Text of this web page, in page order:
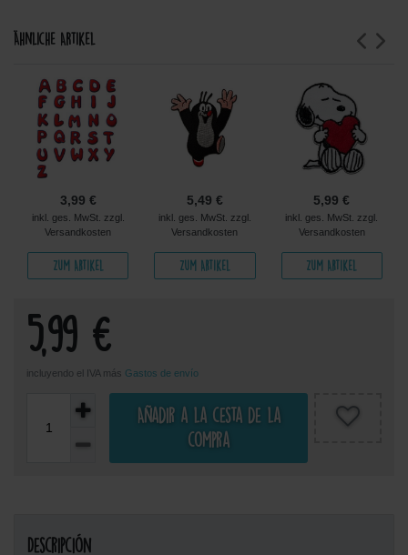
Ähnliche Artikel
3,99 €
inkl. ges. MwSt. zzgl.
Versandkosten
Zum Artikel
5,49 €
inkl. ges. MwSt. zzgl.
Versandkosten
Zum Artikel
5,99 €
inkl. ges. MwSt. zzgl.
Versandkosten
Zum Artikel
5,99 €
incluyendo el IVA más Gastos de envío
Añadir a la cesta de la
compra
Descripción